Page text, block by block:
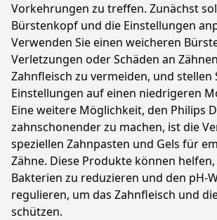
Vorkehrungen zu treffen. Zunächst
Bürstenkopf und die Einstellungen
Verwenden Sie einen weicheren
Verletzungen oder Schäden an
Zahnfleisch zu vermeiden, und stellen
Einstellungen auf einen niedrigeren
Eine weitere Möglichkeit, den Philips
zahnschonender zu machen, ist die
speziellen Zahnpasten und Gels für
Zähne. Diese Produkte können
Bakterien zu reduzieren und den pH-
regulieren, um das Zahnfleisch und
schützen.